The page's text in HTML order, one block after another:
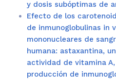
y dosis subóptimas de
Efecto de los
de inmunoglobulinas in
mononucleares de
humana: astaxantina,
actividad de vitamina
producción de